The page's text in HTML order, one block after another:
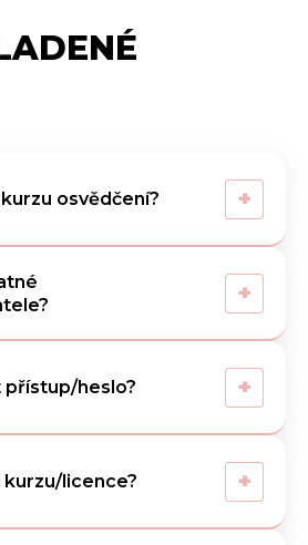
osvědčení? +
+
heslo? +
licence? +